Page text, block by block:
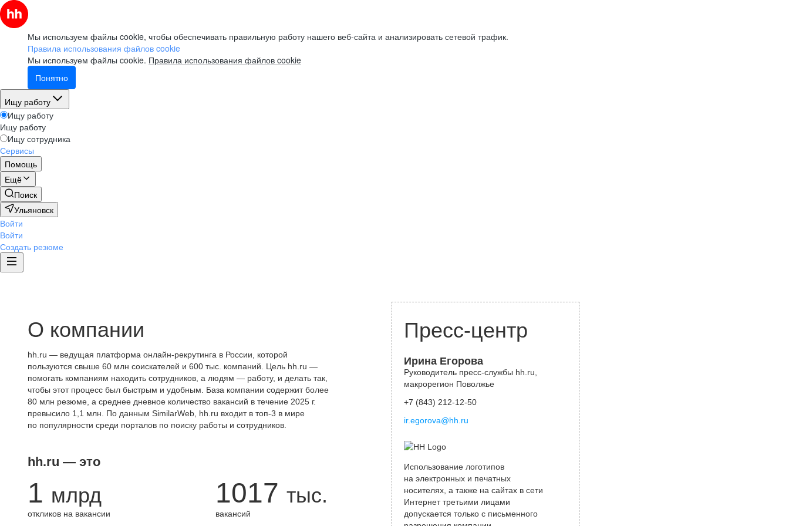
Мы используем файлы cookie, чтобы обеспечивать правильную работу нашего веб-сайта и анализировать сетевой трафик.
Правила использования файлов cookie
Мы используем файлы cookie. Правила использования файлов cookie
Понятно
Ищу работу
Ищу работу
Ищу работу
Ищу сотрудника
Сервисы
Помощь
Ещё
Поиск
Ульяновск
Войти
Войти
Создать резюме
О компании
hh.ru — ведущая платформа онлайн-рекрутинга в России, которой
пользуются свыше 60 млн соискателей и 600 тыс. компаний. Цель hh.ru —
помогать компаниям находить сотрудников, а людям — работу, и делать так,
чтобы этот процесс был быстрым и удобным. База компании содержит более
80 млн резюме, а среднее дневное количество вакансий в течение 2025 г.
превысило 1,1 млн. По данным SimilarWeb, hh.ru входит в топ-3 в мире
по популярности среди порталов по поиску работы и сотрудников.
hh.ru — это
1 млрд
откликов на вакансии
1017 тыс.
вакансий
Пресс-центр
Ирина Егорова
Руководитель пресс-службы hh.ru,
макрорегион Поволжье
+7 (843) 212-12-50
ir.egorova@hh.ru
Использование логотипов
на электронных и печатных
носителях, а также на сайтах в сети
Интернет третьими лицами
допускается только с письменного